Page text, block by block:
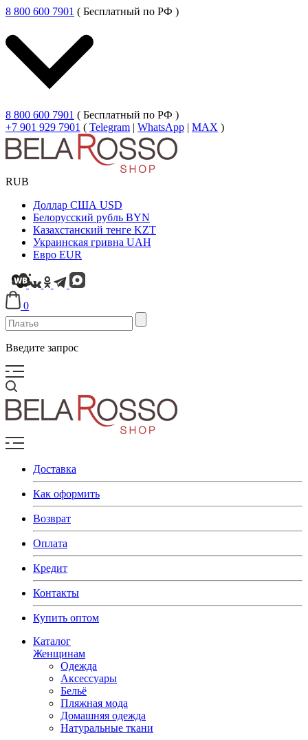
8 800 600 7901 ( Бесплатный по РФ )
8 800 600 7901 ( Бесплатный по РФ )
+7 901 929 7901 ( Telegram | WhatsApp | MAX )
RUB
Доллар США USD
Белорусский рубль BYN
Казахстанский тенге KZT
Украинская гривна UAH
Евро EUR
0
Введите запрос
Доставка
Как оформить
Возврат
Оплата
Кредит
Контакты
Купить оптом
Каталог
Женщинам
Одежда
Аксессуары
Бельё
Пляжная мода
Домашняя одежда
Натуральные ткани